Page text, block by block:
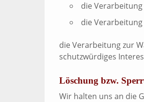
die
die
die Verarbeitung zur
schutzwürdiges
Löschung bzw.
Wir halten uns an die